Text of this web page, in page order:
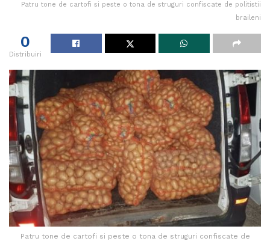
Patru tone de cartofi si peste o tona de struguri confiscate de politistii
braileni
0
Distribuiri
Patru tone de cartofi si peste o tona de struguri confiscate de